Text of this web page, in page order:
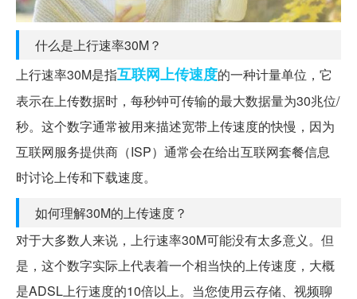
什么是上行速率30M？
上行速率30M是指互联网上传速度的一种计量单位，它
表示在上传数据时，每秒钟可传输的最大数据量为30兆位/
秒。这个数字通常被用来描述宽带上传速度的快慢，因为
互联网服务提供商（ISP）通常会在给出互联网套餐信息
时讨论上传和下载速度。
如何理解30M的上传速度？
对于大多数人来说，上行速率30M可能没有太多意义。但
是，这个数字实际上代表着一个相当快的上传速度，大概
是ADSL上行速度的10倍以上。当您使用云存储、视频聊